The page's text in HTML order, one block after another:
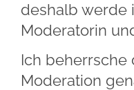
deshalb werde
Moderatorin
Ich beherrsche
Moderation